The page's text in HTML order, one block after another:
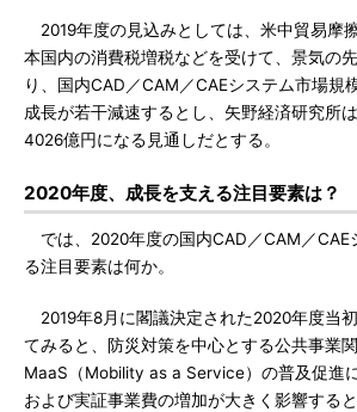
2019年度の見込みとしては、米中貿易摩
本国内の消費税増税などを受けて、景気の
り、国内CAD／CAM／CAEシステム市場規
成長が若干減速するとし、矢野経済研究所
4026億円になる見通しだとする。
2020年度、成長を支える注目要素は？
では、2020年度の国内CAD／CAM／CAE
る注目要素は何か。
2019年8月に閣議決定された2020年度当
てみると、防災対策を中心とする公共事業関
MaaS（Mobility as a Service）の普及促進
および実証事業費の増加が大きく影響する